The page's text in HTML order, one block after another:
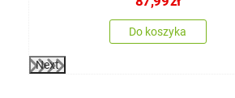
Do koszyka
Next